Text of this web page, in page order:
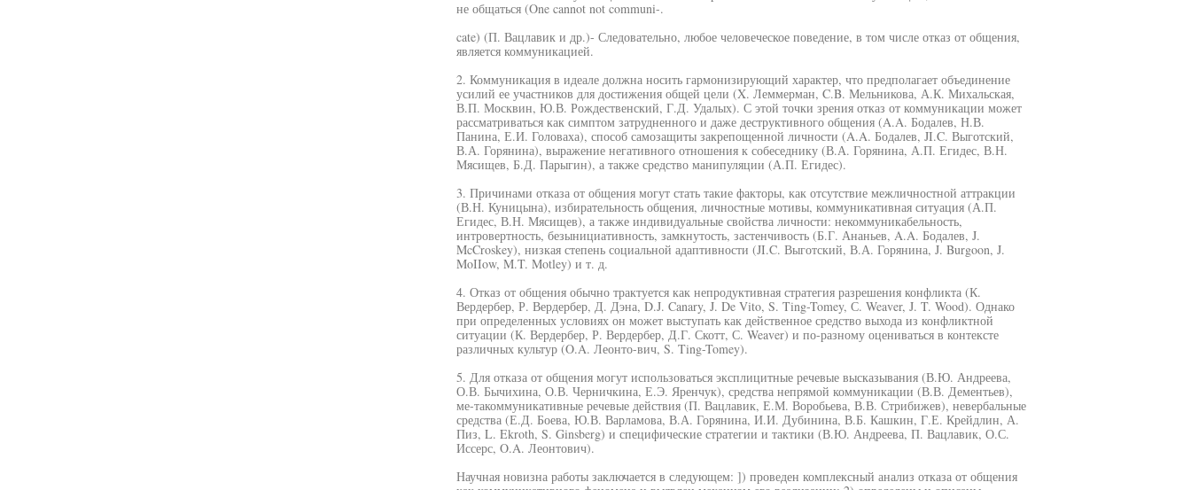
не общаться (One cannot not communi-.
cate) (П. Вацлавик и др.)- Следовательно, любое человеческое поведение, в том числе отказ от общения,
является коммуникацией.
2. Коммуникация в идеале должна носить гармонизирующий характер, что предполагает объединение
усилий ее участников для достижения общей цели (X. Леммерман, C.B. Мельникова, А.К. Михальская,
В.П. Москвин, Ю.В. Рождественский, Г.Д. Удалых). С этой точки зрения отказ от коммуникации может
рассматриваться как симптом затрудненного и даже деструктивного общения (A.A. Бодалев, Н.В.
Панина, Е.И. Головаха), способ самозащиты закрепощенной личности (A.A. Бодалев, JI.C. Выготский,
В.А. Горянина), выражение негативного отношения к собеседнику (В.А. Горянина, А.П. Егидес, В.Н.
Мясищев, Б.Д. Парыгин), а также средство манипуляции (А.П. Егидес).
3. Причинами отказа от общения могут стать такие факторы, как отсутствие межличностной аттракции
(В.Н. Куницына), избирательность общения, личностные мотивы, коммуникативная ситуация (А.П.
Егидес, В.Н. Мясищев), а также индивидуальные свойства личности: некоммуникабельность,
интровертность, безынициативность, замкнутость, застенчивость (Б.Г. Ананьев, A.A. Бодалев, J.
McCroskey), низкая степень социальной адаптивности (JI.C. Выготский, В.А. Горянина, J. Burgoon, J.
MoIIow, M.T. Motley) и т. д.
4. Отказ от общения обычно трактуется как непродуктивная стратегия разрешения конфликта (К.
Вердербер, Р. Вердербер, Д. Дэна, D.J. Canary, J. De Vito, S. Ting-Tomey, С. Weaver, J. T. Wood). Однако
при определенных условиях он может выступать как действенное средство выхода из конфликтной
ситуации (К. Вердербер, Р. Вердербер, Д.Г. Скотт, С. Weaver) и по-разному оцениваться в контексте
различных культур (O.A. Леонто-вич, S. Ting-Tomey).
5. Для отказа от общения могут использоваться эксплицитные речевые высказывания (В.Ю. Андреева,
О.В. Бычихина, О.В. Черничкина, Е.Э. Яренчук), средства непрямой коммуникации (В.В. Дементьев),
ме-такоммуникативные речевые действия (П. Вацлавик, Е.М. Воробьева, В.В. Стрибижев), невербальные
средства (Е.Д. Боева, Ю.В. Варламова, В.А. Горянина, И.И. Дубинина, В.Б. Кашкин, Г.Е. Крейдлин, А.
Пиз, L. Ekroth, S. Ginsberg) и специфические стратегии и тактики (В.Ю. Андреева, П. Вацлавик, О.С.
Иссерс, O.A. Леонтович).
Научная новизна работы заключается в следующем: ]) проведен комплексный анализ отказа от общения